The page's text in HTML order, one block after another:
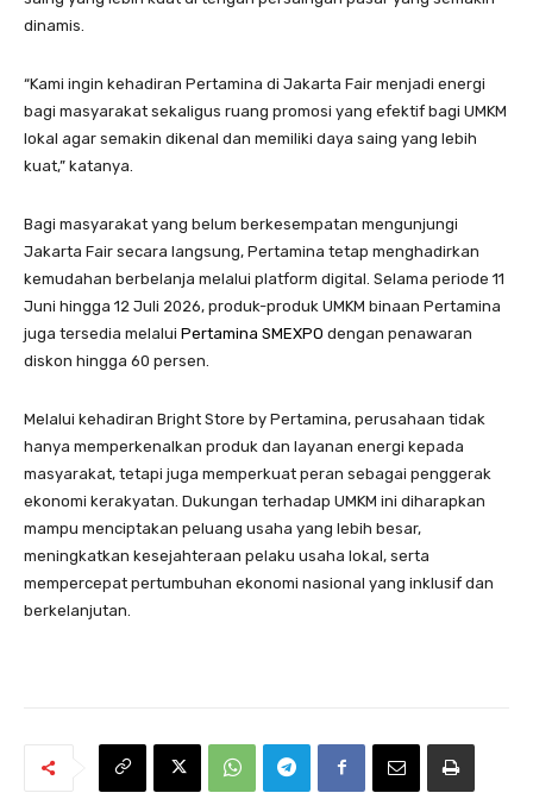
dinamis.
“Kami ingin kehadiran Pertamina di Jakarta Fair menjadi energi
bagi masyarakat sekaligus ruang promosi yang efektif bagi UMKM
lokal agar semakin dikenal dan memiliki daya saing yang lebih
kuat,” katanya.
Bagi masyarakat yang belum berkesempatan mengunjungi
Jakarta Fair secara langsung, Pertamina tetap menghadirkan
kemudahan berbelanja melalui platform digital. Selama periode 11
Juni hingga 12 Juli 2026, produk-produk UMKM binaan Pertamina
juga tersedia melalui Pertamina SMEXPO dengan penawaran
diskon hingga 60 persen.
Melalui kehadiran Bright Store by Pertamina, perusahaan tidak
hanya memperkenalkan produk dan layanan energi kepada
masyarakat, tetapi juga memperkuat peran sebagai penggerak
ekonomi kerakyatan. Dukungan terhadap UMKM ini diharapkan
mampu menciptakan peluang usaha yang lebih besar,
meningkatkan kesejahteraan pelaku usaha lokal, serta
mempercepat pertumbuhan ekonomi nasional yang inklusif dan
berkelanjutan.